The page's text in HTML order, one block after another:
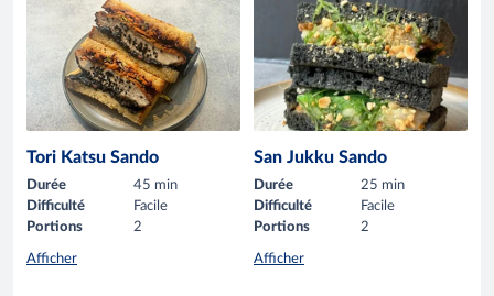
Tori Katsu Sando
Durée
45 min
Difficulté
Facile
Portions
2
Afficher
San Jukku Sando
Durée
25 min
Difficulté
Facile
Portions
2
Afficher